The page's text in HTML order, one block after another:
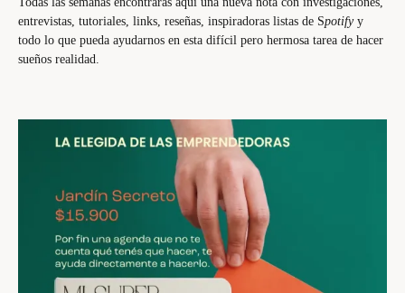
entrevistas, tutoriales, links, reseñas, inspiradoras listas de Spotify y
todo lo que pueda ayudarnos en esta difícil pero hermosa tarea de hacer
sueños realidad.